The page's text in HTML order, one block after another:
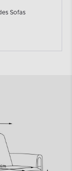
Sofas